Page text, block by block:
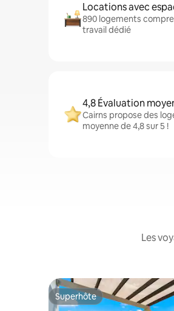
Locations avec
890 logements
travail dédié
4,8 Évaluation
Cairns propose des
moyenne de 4,8 sur 5 !
Les
Superhôte
Superhôte